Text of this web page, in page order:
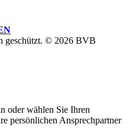
geschützt. © 2026 BVB
oder wählen Sie Ihren
persönlichen Ansprechpartner